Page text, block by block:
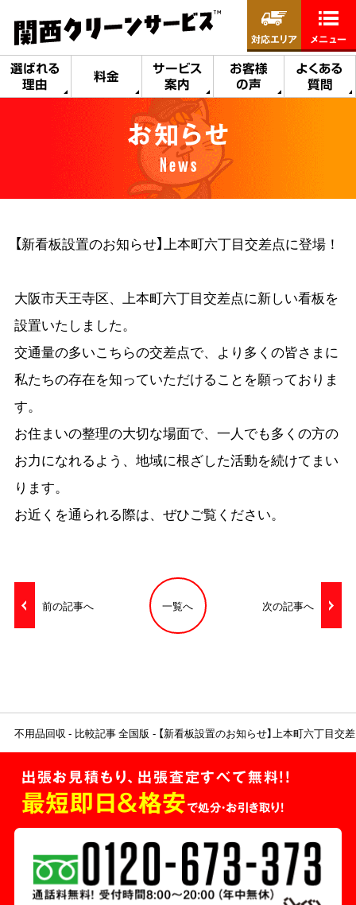
選ばれる
理由
料金
サービス
案内
お客様
の声
よくある
質問
対応エリア メニュー
お知らせ
News
【新看板設置のお知らせ】上本町六丁目交差点に登場！
大阪市天王寺区、上本町六丁目交差点に新しい看板を
設置いたしました。
交通量の多いこちらの交差点で、より多くの皆さまに
私たちの存在を知っていただけることを願っておりま
す。
お住まいの整理の大切な場面で、一人でも多くの方の
お力になれるよう、地域に根ざした活動を続けてまい
ります。
お近くを通られる際は、ぜひご覧ください。
前の記事へ 一覧へ 次の記事へ
不用品回収 比較記事 全国版 【新看板設置のお知らせ】上本町六丁目交
出張お見積もり、出張査定すべて無料!!
最短即日＆格安で処分・お引き取り！